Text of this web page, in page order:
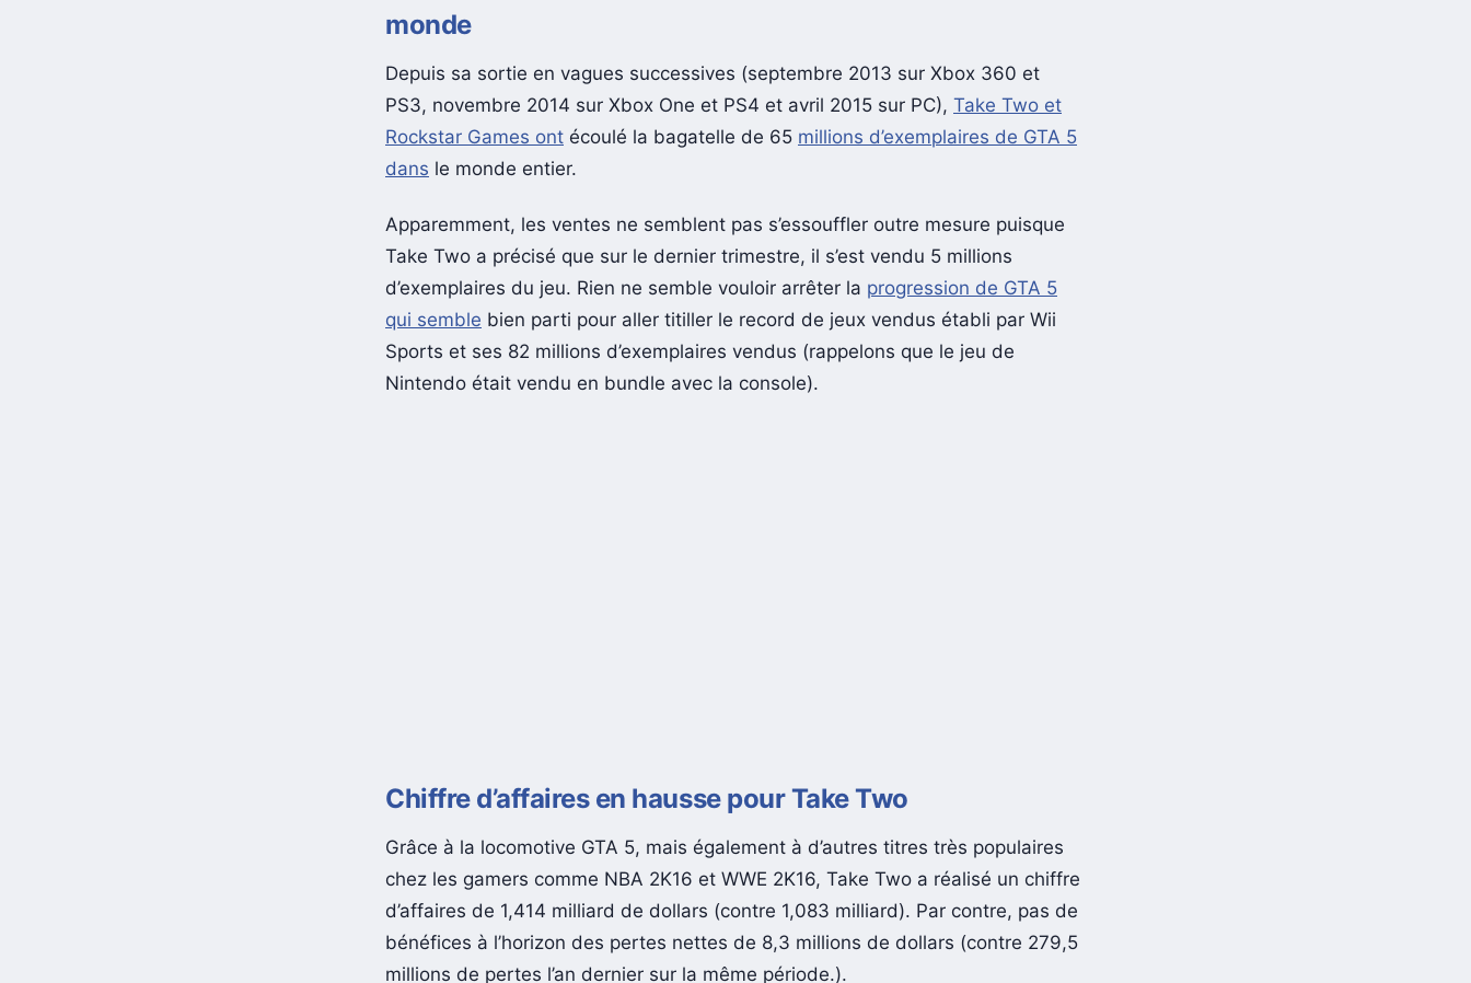
monde
Depuis sa sortie en vagues successives (septembre 2013 sur Xbox 360 et
PS3, novembre 2014 sur Xbox One et PS4 et avril 2015 sur PC), Take Two et
Rockstar Games ont écoulé la bagatelle de 65 millions d’exemplaires de GTA 5
dans le monde entier.
Apparemment, les ventes ne semblent pas s’essouffler outre mesure puisque
Take Two a précisé que sur le dernier trimestre, il s’est vendu 5 millions
d’exemplaires du jeu. Rien ne semble vouloir arrêter la progression de GTA 5
qui semble bien parti pour aller titiller le record de jeux vendus établi par Wii
Sports et ses 82 millions d’exemplaires vendus (rappelons que le jeu de
Nintendo était vendu en bundle avec la console).
Chiffre d’affaires en hausse pour Take Two
Grâce à la locomotive GTA 5, mais également à d’autres titres très populaires
chez les gamers comme NBA 2K16 et WWE 2K16, Take Two a réalisé un chiffre
d’affaires de 1,414 milliard de dollars (contre 1,083 milliard). Par contre, pas de
bénéfices à l’horizon des pertes nettes de 8,3 millions de dollars (contre 279,5